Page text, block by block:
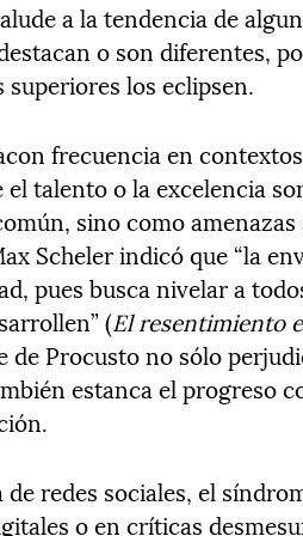
a la tendencia de
o son diferentes,
los eclipsen.
frecuencia en
talento o la excelencia
sino como
Scheler indicó que “la
pues busca nivelar a
(El resentimiento
de Procusto no sólo
estanca el progreso
redes sociales, el
o en críticas